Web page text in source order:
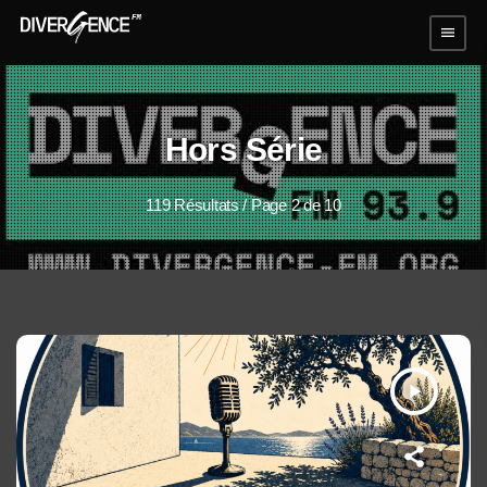
menu
Hors Série
119 Résultats / Page 2 de 10
play_arrow